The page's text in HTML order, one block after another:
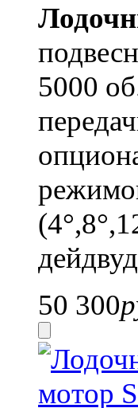
5000
50 300